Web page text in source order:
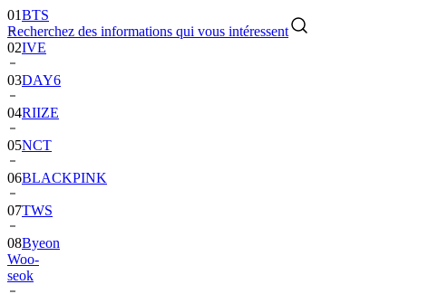
Recherchez des informations qui vous intéressent
02IVE
03DAY6
04RIIZE
05NCT
06BLACKPINK
07TWS
08Byeon
Woo-
seok
09SEVENTEEN